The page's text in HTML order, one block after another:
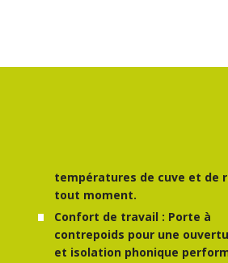
températures de cuve et de
tout moment.
Confort de travail : Porte à
contrepoids pour une
et isolation phonique